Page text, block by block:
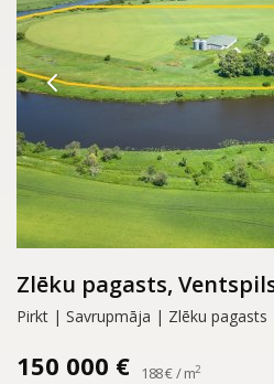
Zlēku pagasts,
Pirkt | Savrupmāja | Zlēku pagasts
150 000 € 188 € / m2